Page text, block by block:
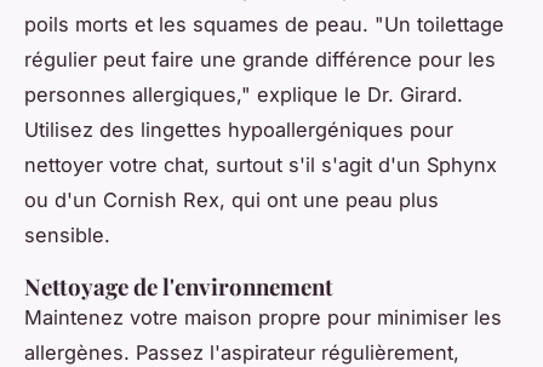
poils morts et les squames de peau. "Un toilettage
régulier peut faire une grande différence pour les
personnes allergiques," explique le Dr. Girard.
Utilisez des lingettes hypoallergéniques pour
nettoyer votre chat, surtout s'il s'agit d'un Sphynx
ou d'un Cornish Rex, qui ont une peau plus
sensible.
Nettoyage de l'environnement
Maintenez votre maison propre pour minimiser les
allergènes. Passez l'aspirateur régulièrement,